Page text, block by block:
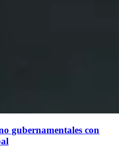
gubernamentales con